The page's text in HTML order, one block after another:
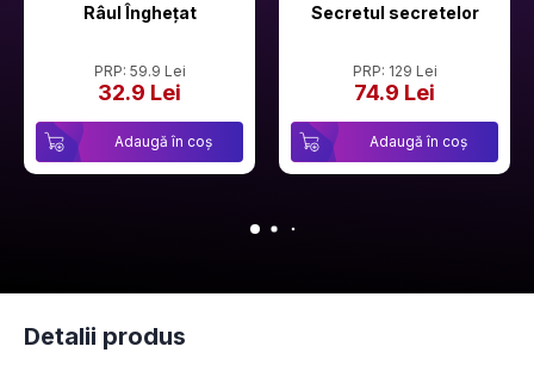
Râul Înghețat
PRP: 59.9 Lei
32.9 Lei
Adaugă în coș
Secretul secretelor
PRP: 129 Lei
74.9 Lei
Adaugă în coș
Detalii produs